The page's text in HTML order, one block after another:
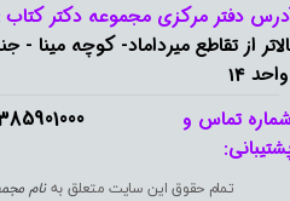
- 09378888570​​​​​​​
دفتر مرکزی مجموعه دکتر کتاب
14
تمام حقوق این سایت متعلق بهنام
تماس و